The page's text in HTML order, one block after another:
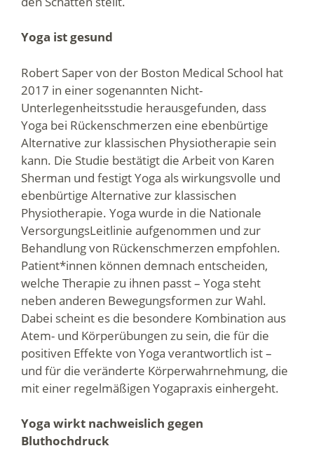
Yoga ist gesund
Robert Saper von der Boston Medical School hat
2017 in einer sogenannten Nicht-
Unterlegenheitsstudie herausgefunden, dass
Yoga bei Rückenschmerzen eine ebenbürtige
Alternative zur klassischen Physiotherapie sein
kann. Die Studie bestätigt die Arbeit von Karen
Sherman und festigt Yoga als wirkungsvolle und
ebenbürtige Alternative zur klassischen
Physiotherapie. Yoga wurde in die Nationale
VersorgungsLeitlinie aufgenommen und zur
Behandlung von Rückenschmerzen empfohlen.
Patient*innen können demnach entscheiden,
welche Therapie zu ihnen passt – Yoga steht
neben anderen Bewegungsformen zur Wahl.
Dabei scheint es die besondere Kombination aus
Atem- und Körperübungen zu sein, die für die
positiven Effekte von Yoga verantwortlich ist –
und für die veränderte Körperwahrnehmung, die
mit einer regelmäßigen Yogapraxis einhergeht.
Yoga wirkt nachweislich gegen
Bluthochdruck